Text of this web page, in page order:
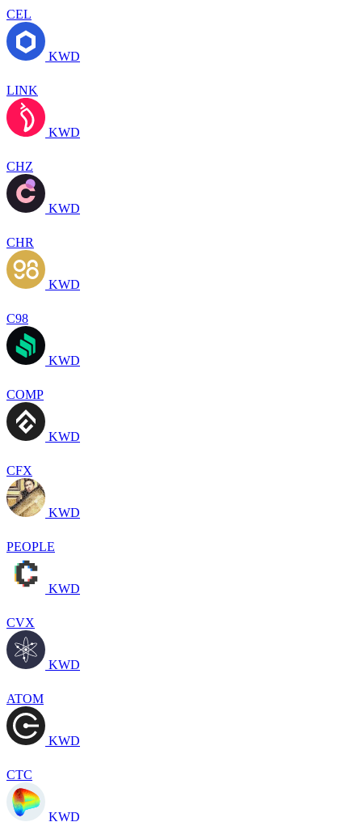
CEL
KWD
LINK
KWD
CHZ
KWD
CHR
KWD
C98
KWD
COMP
KWD
CFX
KWD
PEOPLE
KWD
CVX
KWD
ATOM
KWD
CTC
KWD